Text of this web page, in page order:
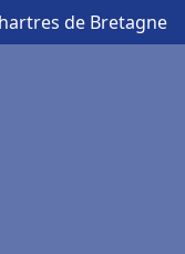
de Bretagne